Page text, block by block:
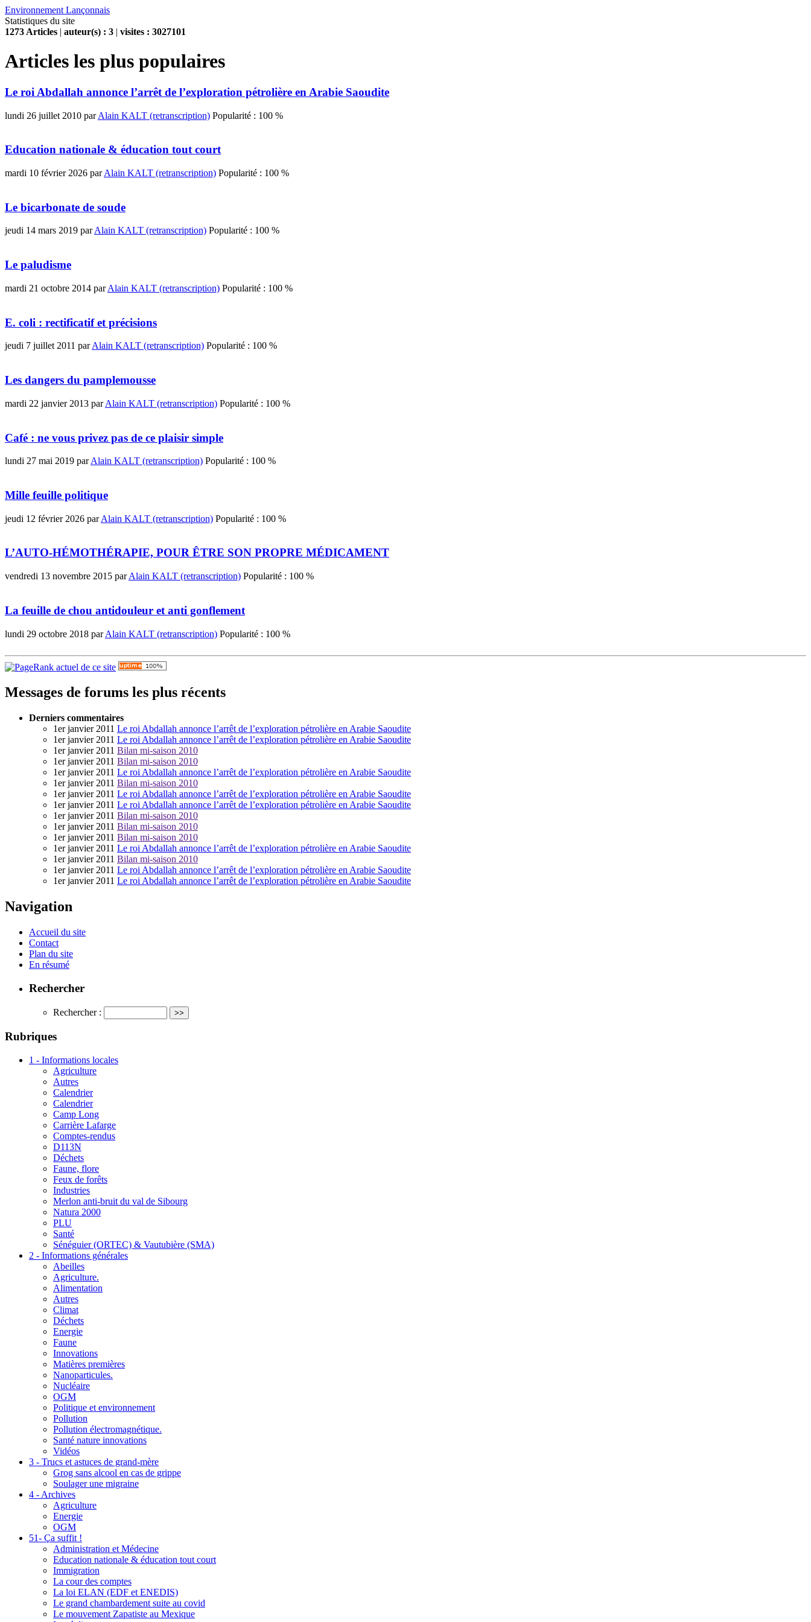
Environnement Lançonnais
Statistiques du site
1273 Articles | auteur(s) : 3 | visites : 3027101
Articles les plus populaires
Le roi Abdallah annonce l’arrêt de l’exploration pétrolière en Arabie Saoudite
lundi 26 juillet 2010 parAlain KALT (retranscription) Popularité : 100 %
Education nationale & éducation tout court
mardi 10 février 2026 parAlain KALT (retranscription) Popularité : 100 %
Le bicarbonate de soude
jeudi 14 mars 2019 parAlain KALT (retranscription) Popularité : 100 %
Le paludisme
mardi 21 octobre 2014 parAlain KALT (retranscription) Popularité : 100 %
E. coli : rectificatif et précisions
jeudi 7 juillet 2011 parAlain KALT (retranscription) Popularité : 100 %
Les dangers du pamplemousse
mardi 22 janvier 2013 parAlain KALT (retranscription) Popularité : 100 %
Café : ne vous privez pas de ce plaisir simple
lundi 27 mai 2019 parAlain KALT (retranscription) Popularité : 100 %
Mille feuille politique
jeudi 12 février 2026 parAlain KALT (retranscription) Popularité : 100 %
L’AUTO-HÉMOTHÉRAPIE, POUR ÊTRE SON PROPRE MÉDICAMENT
vendredi 13 novembre 2015 parAlain KALT (retranscription) Popularité : 100 %
La feuille de chou antidouleur et anti gonflement
lundi 29 octobre 2018 parAlain KALT (retranscription) Popularité : 100 %
Messages de forums les plus récents
Derniers commentaires
1er janvier 2011 Le roi Abdallah annonce l’arrêt de l’exploration pétrolière en Arabie Saoudite
1er janvier 2011 Le roi Abdallah annonce l’arrêt de l’exploration pétrolière en Arabie Saoudite
1er janvier 2011 Bilan mi-saison 2010
1er janvier 2011 Bilan mi-saison 2010
1er janvier 2011 Le roi Abdallah annonce l’arrêt de l’exploration pétrolière en Arabie Saoudite
1er janvier 2011 Bilan mi-saison 2010
1er janvier 2011 Le roi Abdallah annonce l’arrêt de l’exploration pétrolière en Arabie Saoudite
1er janvier 2011 Le roi Abdallah annonce l’arrêt de l’exploration pétrolière en Arabie Saoudite
1er janvier 2011 Bilan mi-saison 2010
1er janvier 2011 Bilan mi-saison 2010
1er janvier 2011 Bilan mi-saison 2010
1er janvier 2011 Le roi Abdallah annonce l’arrêt de l’exploration pétrolière en Arabie Saoudite
1er janvier 2011 Bilan mi-saison 2010
1er janvier 2011 Le roi Abdallah annonce l’arrêt de l’exploration pétrolière en Arabie Saoudite
1er janvier 2011 Le roi Abdallah annonce l’arrêt de l’exploration pétrolière en Arabie Saoudite
Navigation
Accueil du site
Contact
Plan du site
En résumé
Rechercher
Rechercher :
Rubriques
1 - Informations locales
Agriculture
Autres
Calendrier
Calendrier
Camp Long
Carrière Lafarge
Comptes-rendus
D113N
Déchets
Faune, flore
Feux de forêts
Industries
Merlon anti-bruit du val de Sibourg
Natura 2000
PLU
Santé
Sénéguier (ORTEC) & Vautubière (SMA)
2 - Informations générales
Abeilles
Agriculture.
Alimentation
Autres
Climat
Déchets
Energie
Faune
Innovations
Matières premières
Nanoparticules.
Nucléaire
OGM
Politique et environnement
Pollution
Pollution électromagnétique.
Santé nature innovations
Vidéos
3 - Trucs et astuces de grand-mère
Grog sans alcool en cas de grippe
Soulager une migraine
4 - Archives
Agriculture
Energie
OGM
51- Ça suffit !
Administration et Médecine
Education nationale & éducation tout court
Immigration
La cour des comptes
La loi ELAN (EDF et ENEDIS)
Le grand chambardement suite au covid
Le mouvement Zapatiste au Mexique